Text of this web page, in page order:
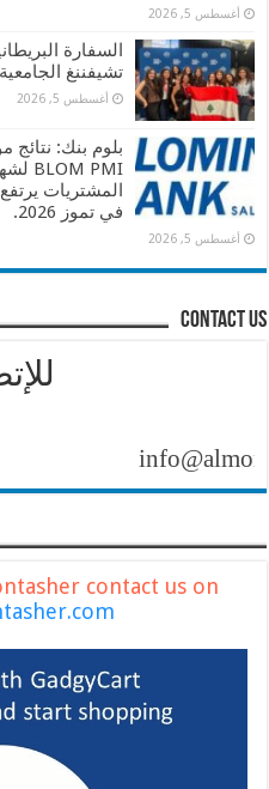
أغسطس 5, 2026
السفارة
تشيفننغ
أغسطس 5, 2026
بلوم بنك: نتائج
المشتريات
في تموز 2026.
أغسطس 5, 2026
contact us
contact us on